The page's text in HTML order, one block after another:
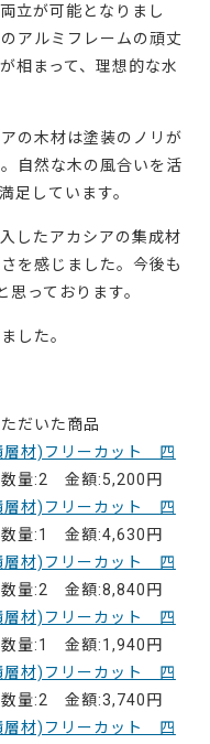
立が可能となりまし
アルミフレームの頑丈
相まって、理想的な水
の木材は塗装のノリが
自然な木の風合いを活
足しています。
したアカシアの集成材
を感じました。今後も
っております。
した。
だいた商品
材)フリーカット 四
量:2 金額:5,200円
材)フリーカット 四
量:1 金額:4,630円
材)フリーカット 四
量:2 金額:8,840円
材)フリーカット 四
量:1 金額:1,940円
材)フリーカット 四
量:2 金額:3,740円
材)フリーカット 四